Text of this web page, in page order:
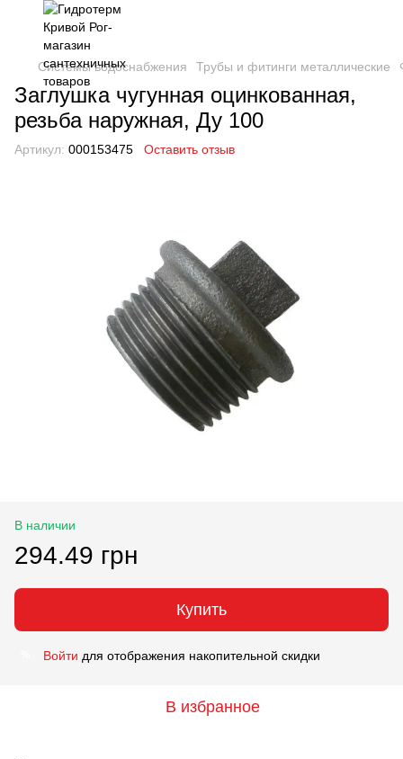
Системы водоснабжения Трубы и фитинги металлические
Заглушка чугунная оцинкованная,
резьба наружная, Ду 100
Артикул: 000153475 Оставить отзыв
В наличии
294.49 грн
Купить
Войти для отображения накопительной скидки
В избранное